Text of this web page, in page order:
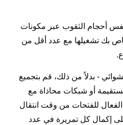
أحجام الثقوب عبر مكونات
بك تشغيلها مع عدد أقل من
- بدلاً من ذلك، قم بتجميع
أو شبكات محاذاة مع
للفتحات من وقت انتقال
على إكمال كل تمريرة في عدد